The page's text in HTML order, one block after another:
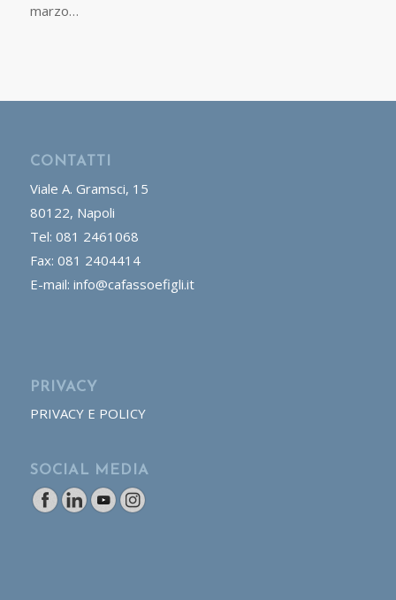
marzo…
CONTATTI
Viale A. Gramsci, 15
80122, Napoli
Tel: 081 2461068
Fax: 081 2404414
E-mail: info@cafassoefigli.it
PRIVACY
PRIVACY E POLICY
SOCIAL MEDIA